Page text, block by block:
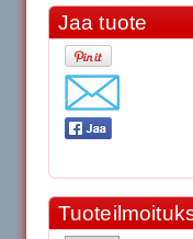
Signum S-
Jaa tuote